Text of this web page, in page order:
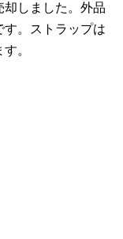
却しました。外品
す。ストラップは
。